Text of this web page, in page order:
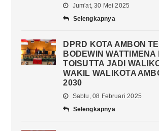
Jum'at, 30 Mei 2025
Selengkapnya
DPRD KOTA AMBON
BODEWIN
TOISUTTA JADI
WAKIL WALIKOTA
2030
Sabtu, 08 Februari 2025
Selengkapnya